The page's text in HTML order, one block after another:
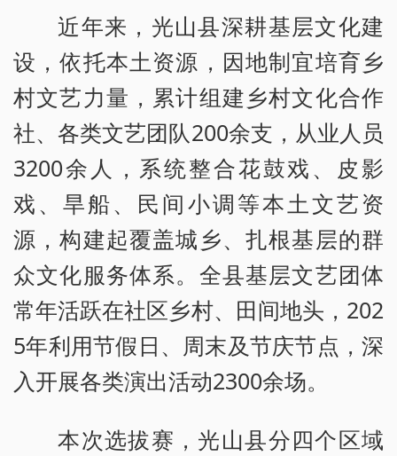
近年来，光山县深耕基层文化建
设，依托本土资源，因地制宜培育乡
村文艺力量，累计组建乡村文化合作
社、各类文艺团队200余支，从业人员
3200余人，系统整合花鼓戏、皮影
戏、旱船、民间小调等本土文艺资
源，构建起覆盖城乡、扎根基层的群
众文化服务体系。全县基层文艺团体
常年活跃在社区乡村、田间地头，202
5年利用节假日、周末及节庆节点，深
入开展各类演出活动2300余场。
本次选拔赛，光山县分四个区域